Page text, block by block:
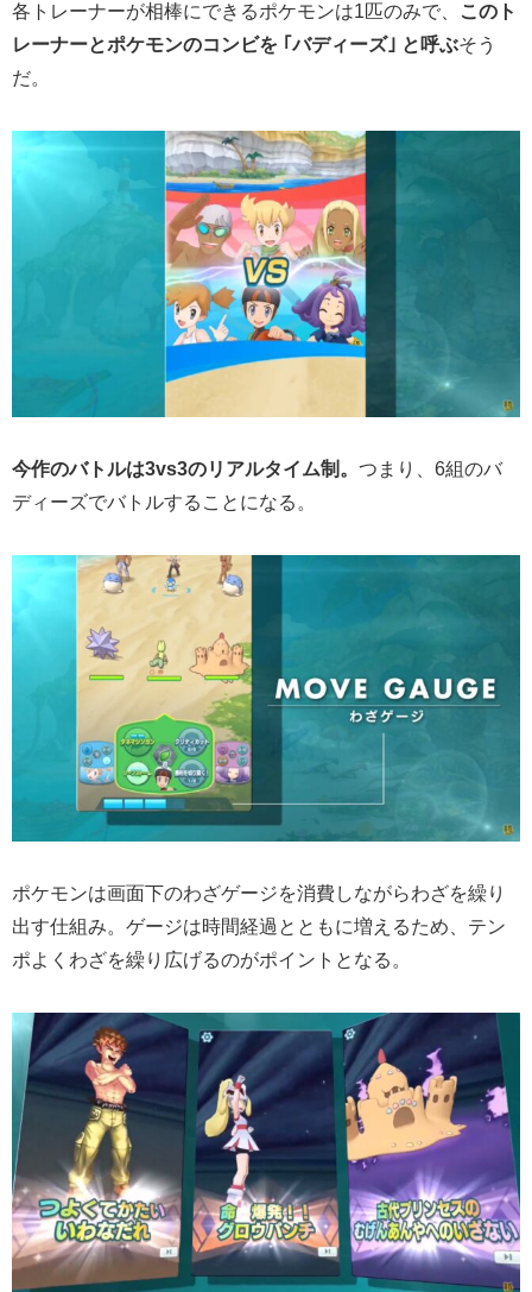
各トレーナーが相棒にできるポケモンは1匹のみで、
このト
レーナーとポケモンのコンビを ｢バディーズ｣ と呼ぶそう
だ。
今作のバトルは3vs3のリアルタイム制。 つまり、6組のバ
ディーズでバトルすることになる。
ポケモンは画面下のわざゲージを消費しながらわざを繰り
出す仕組み。ゲージは時間経過とともに増えるため、テン
ポよくわざを繰り広げるのがポイントとなる。